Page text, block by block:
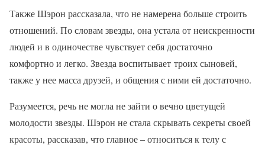
Также Шэрон рассказала, что не намерена больше строить
отношений. По словам звезды, она устала от неискренности
людей и в одиночестве чувствует себя достаточно
комфортно и легко. Звезда воспитывает троих сыновей,
также у нее масса друзей, и общения с ними ей достаточно.
Разумеется, речь не могла не зайти о вечно цветущей
молодости звезды. Шэрон не стала скрывать секреты своей
красоты, рассказав, что главное – относиться к телу с